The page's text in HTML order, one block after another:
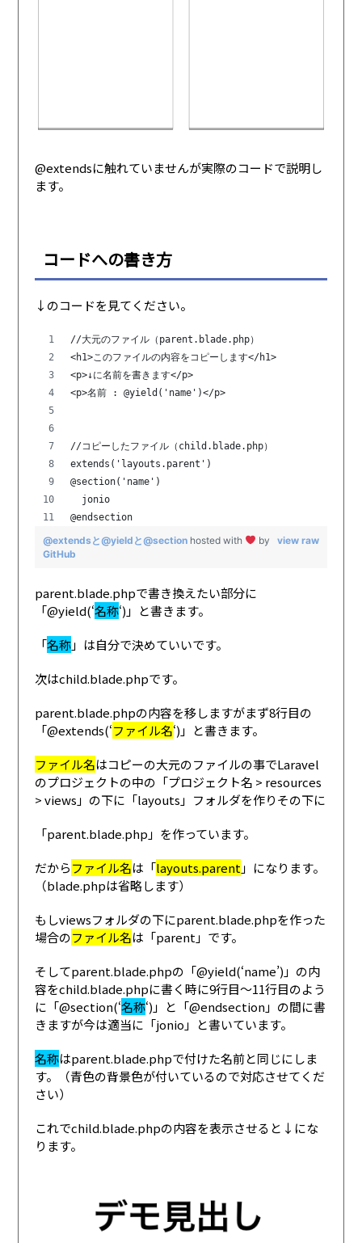
@extendsに触れていませんが実際のコードで説明し
ます。
コードへの書き方
↓のコードを見てください。
//大元のファイル（parent.blade.php）
<h1>このファイルの内容をコピーします</h1>
<p>↓に名前を書きます</p>
<p>名前 : @yield('name')</p>
//コピーしたファイル（child.blade.php）
extends('layouts.parent')
@section('name')
  jonio
@endsection
view raw
@extendsと@yieldと@section hosted with
by
GitHub
parent.blade.phpで書き換えたい部分に
「@yield(‘名称‘)」と書きます。
「名称」は自分で決めていいです。
次はchild.blade.phpです。
parent.blade.phpの内容を移しますがまず8行目の
「@extends(‘ファイル名‘)」と書きます。
ファイル名はコピーの大元のファイルの事でLaravel
のプロジェクトの中の「プロジェクト名 > resources
> views」の下に「layouts」フォルダを作りその下に
「parent.blade.php」を作っています。
だからファイル名は「layouts.parent 」になります。
（blade.phpは省略します）
もしviewsフォルダの下にparent.blade.phpを作った
場合のファイル名は「parent」です。
そしてparent.blade.phpの「@yield(‘name’)」の内
容をchild.blade.phpに書く時に9行目〜11行目のよう
に「@section(‘名称‘)」と「@endsection」の間に書
きますが今は適当に「jonio」と書いています。
名称はparent.blade.phpで付けた名前と同じにしま
す。（青色の背景色が付いているので対応させてくだ
さい）
これでchild.blade.phpの内容を表示させると↓にな
ります。